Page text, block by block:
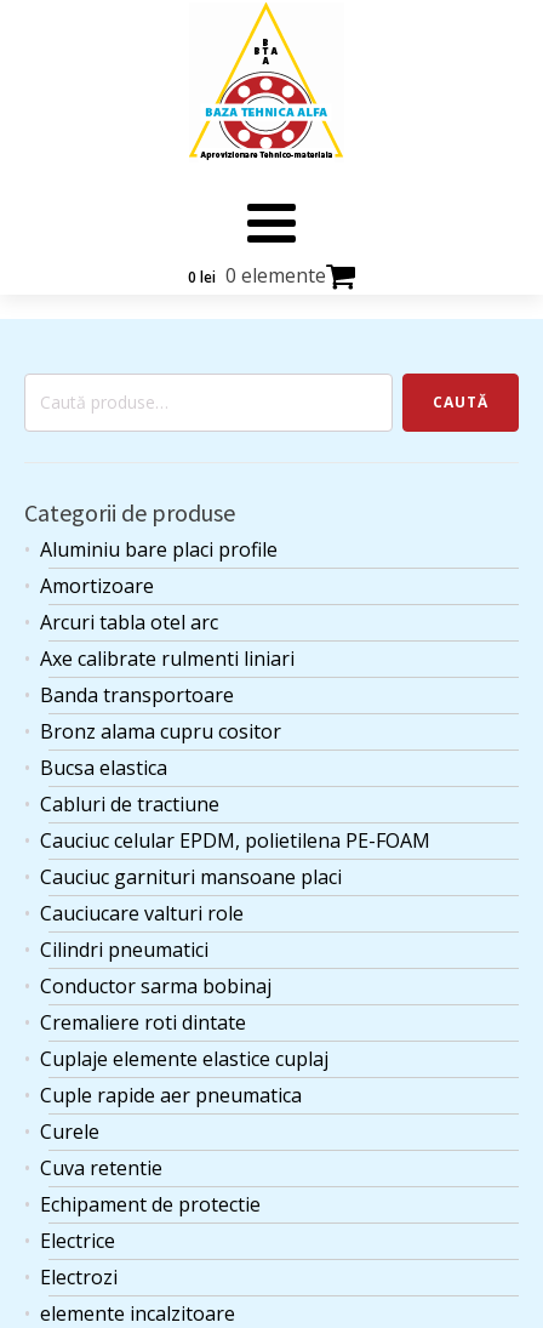
0 lei 0 elemente
Caută
CAUTĂ
Categorii de produse
Aluminiu bare placi profile
Amortizoare
Arcuri tabla otel arc
Axe calibrate rulmenti liniari
Banda transportoare
Bronz alama cupru cositor
Bucsa elastica
Cabluri de tractiune
Cauciuc celular EPDM, polietilena PE-FOAM
Cauciuc garnituri mansoane placi
Cauciucare valturi role
Cilindri pneumatici
Conductor sarma bobinaj
Cremaliere roti dintate
Cuplaje elemente elastice cuplaj
Cuple rapide aer pneumatica
Curele
Cuva retentie
Echipament de protectie
Electrice
Electrozi
elemente incalzitoare